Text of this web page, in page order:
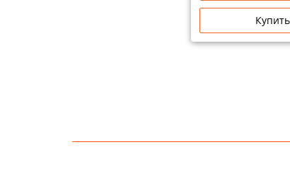
Сетевые отели Сейшел